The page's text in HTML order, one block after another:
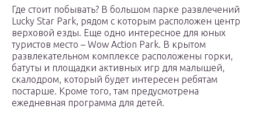
Где стоит побывать? В большом парке развлечений
Lucky Star Park, рядом с которым расположен центр
верховой езды. Еще одно интересное для юных
туристов место – Wow Action Park. В крытом
развлекательном комплексе расположены горки,
батуты и площадки активных игр для малышей,
скалодром, который будет интересен ребятам
постарше. Кроме того, там предусмотрена
ежедневная программа для детей.